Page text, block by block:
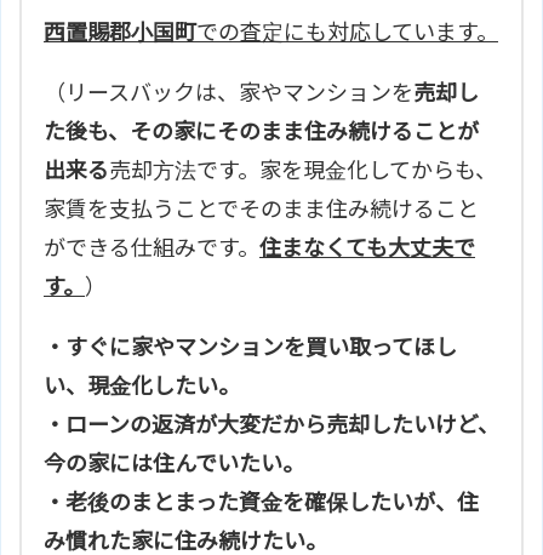
西置賜郡小国町での査定にも対応しています。
（リースバックは、家やマンションを売却し
た後も、その家にそのまま住み続けることが
出来る売却方法です。家を現金化してからも、
家賃を支払うことでそのまま住み続けること
ができる仕組みです。 住まなくても大丈夫で
す。 ）
・すぐに家やマンションを買い取ってほし
い、現金化したい。
・ローンの返済が大変だから売却したいけど、
今の家には住んでいたい。
・老後のまとまった資金を確保したいが、住
み慣れた家に住み続けたい。